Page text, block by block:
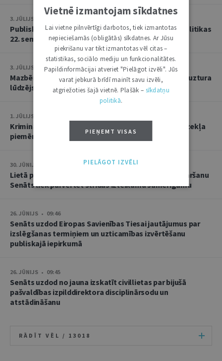
3. JŪLIJS • 18:23
Publisko tiesību institūta konstitucionālās tiesībpolitikas
22. seminārs
3. JŪLIJS • 14:45
Mazbērniem nav pienākuma uzturēt vecvecākus, ja uztura
lūdzējs nav par viņiem rūpējies
1. JŪLIJS • 17:38
Kriminālsoda un medicīniska rakstura piespiedu līdzekļa
piemērošana savstarpēji viens otru neizslēdz
30. JŪNIJS • 14:58
Lietā par namu pārvaldnieces goda un cieņas aizskaršanu
Senāts liek pārvērtēt strīdus izteikumu samērīgumu
26. JŪNIJS • 09:46
Senāts uzdod Eiropas Savienības Tiesai jautājumus par
izslēgšanas termiņiem un uzticamības izvērtēšanu
publiskajā iepirkumā
26. JŪNIJS • 09:45
Senāts uzdod no jauna izskatīt civillietas par bijušā
pašvaldības izpilddirektora disciplinārsodu un
atstādināšanu
RĀDĪT VĒL / 13018
Vietnē izmantojam sīkdatnes
Lai vietne pilnvērtīgi darbotos, tiek izmantotas
nepieciešamās (obligātās) sīkdatnes. Ar Jūsu
piekrišanu var tikt izmantotas vēl citas –
statistikas, sociālo mediju un funkcionalitātes.
Papildinformācijai atveriet "Pielāgot izvēli". Jūs
varat jebkurā brīdī mainīt savu izvēli,
atgriežoties šajā vietnē. Plašāk – sīkdatņu
politikā.
PIEŅEMT VISAS
PIELĀGOT IZVĒLI